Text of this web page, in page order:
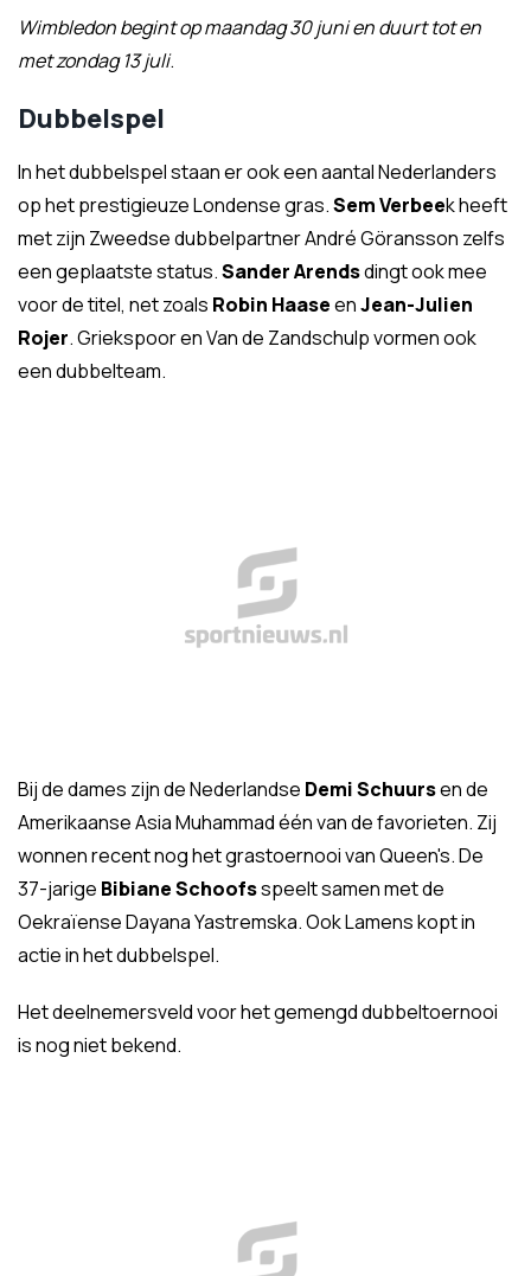
Wimbledon begint op maandag 30 juni en duurt tot en
met zondag 13 juli.
Dubbelspel
In het dubbelspel staan er ook een aantal Nederlanders
op het prestigieuze Londense gras.Sem Verbeek heeft
met zijn Zweedse dubbelpartner André Göransson zelfs
een geplaatste status.Sander Arendsdingt ook mee
voor de titel, net zoals Robin HaaseenJean-Julien
Rojer. Griekspoor en Van de Zandschulp vormen ook
een dubbelteam.
Bij de dames zijn de Nederlandse Demi Schuursen de
Amerikaanse Asia Muhammad één van de favorieten. Zij
wonnen recent nog het grastoernooi van Queen's. De
37-jarige Bibiane Schoofsspeelt samen met de
Oekraïense Dayana Yastremska. Ook Lamens kopt in
actie in het dubbelspel.
Het deelnemersveld voor het gemengd dubbeltoernooi
is nog niet bekend.